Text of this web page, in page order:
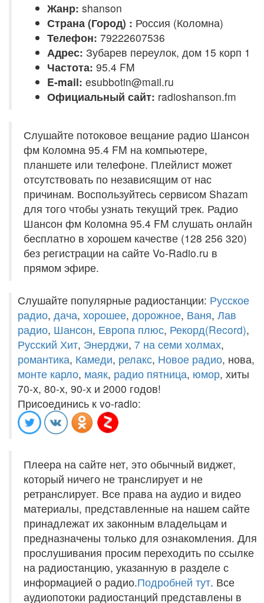
Жанр: shanson
Страна (Город) : Россия (Коломна)
Телефон: 79222607536
Адрес: Зубарев переулок, дом 15 корп 1
Частота: 95.4 FM
E-mail: esubbotin@mail.ru
Официальный сайт: radioshanson.fm
Слушайте потоковое вещание радио Шансон
фм Коломна 95.4 FM на компьютере,
планшете или телефоне. Плейлист может
отсутствовать по независящим от нас
причинам. Воспользуйтесь сервисом Shazam
для того чтобы узнать текущий трек. Радио
Шансон фм Коломна 95.4 FM слушать онлайн
бесплатно в хорошем качестве (128 256 320)
без регистрации на сайте Vo-Radio.ru в
прямом эфире.
Слушайте популярные радиостанции: Русское
радио, дача, хорошее, дорожное, Ваня, Лав
радио, Шансон, Европа плюс, Рекорд(Record),
Русский Хит, Энерджи, 7 на семи холмах,
романтика, Камеди, релакс, Новое радио, нова,
монте карло, маяк, радио пятница, юмор, хиты
70-х, 80-х, 90-х и 2000 годов!
Присоединись к vo-radio:
Плеера на сайте нет, это обычный виджет,
который ничего не транслирует и не
ретранслирует. Все права на аудио и видео
материалы, представленные на нашем сайте
принадлежат их законным владельцам и
предназначены только для ознакомления. Для
прослушивания просим переходить по ссылке
на радиостанцию, указанную в разделе с
информацией о радио.Подробней тут. Все
аудиопотоки радиостанций представлены в